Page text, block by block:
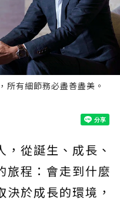
所有細節務必盡善盡美。
從誕生、成長、
旅程：會走到什麼
於成長的環境，